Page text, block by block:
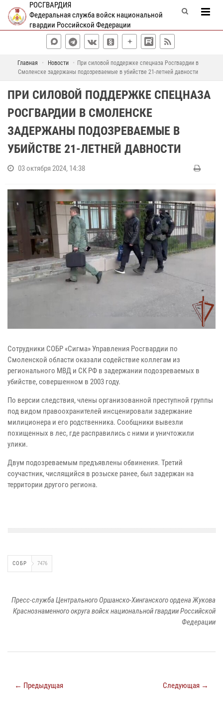
РОСГВАРДИЯ
Федеральная служба войск национальной
гвардии Российской Федерации
Главная Новости
При силовой поддержке спецназа Росгвардии в
Смоленске задержаны подозреваемые в убийстве 21-летней давности
ПРИ СИЛОВОЙ ПОДДЕРЖКЕ СПЕЦНАЗА
РОСГВАРДИИ В СМОЛЕНСКЕ
ЗАДЕРЖАНЫ ПОДОЗРЕВАЕМЫЕ В
УБИЙСТВЕ 21-ЛЕТНЕЙ ДАВНОСТИ
03 октября 2024, 14:38
Сотрудники СОБР «Сигма» Управления Росгвардии по
Смоленской области оказали содействие коллегам из
регионального МВД и СК РФ в задержании подозреваемых в
убийстве, совершенном в 2003 году.
По версии следствия, члены организованной преступной группы
под видом правоохранителей инсценировали задержание
милиционера и его родственника. Сообщники вывезли
похищенных в лес, где расправились с ними и уничтожили
улики.
Двум подозреваемым предъявлены обвинения. Третий
соучастник, числящийся в розыске ранее, был задержан на
территории другого региона.
СОБР 7476
Пресс-служба Центрального Оршанско-Хинганского ордена Жукова
Краснознаменного округа войск национальной гвардии Российской
Федерации
← Предыдущая Следующая →